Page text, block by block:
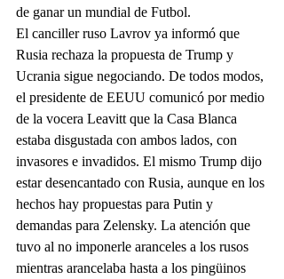
de ganar un mundial de Futbol.
El canciller ruso Lavrov ya informó que
Rusia rechaza la propuesta de Trump y
Ucrania sigue negociando. De todos modos,
el presidente de EEUU comunicó por medio
de la vocera Leavitt que la Casa Blanca
estaba disgustada con ambos lados, con
invasores e invadidos. El mismo Trump dijo
estar desencantado con Rusia, aunque en los
hechos hay propuestas para Putin y
demandas para Zelensky. La atención que
tuvo al no imponerle aranceles a los rusos
mientras arancelaba hasta a los pingüinos